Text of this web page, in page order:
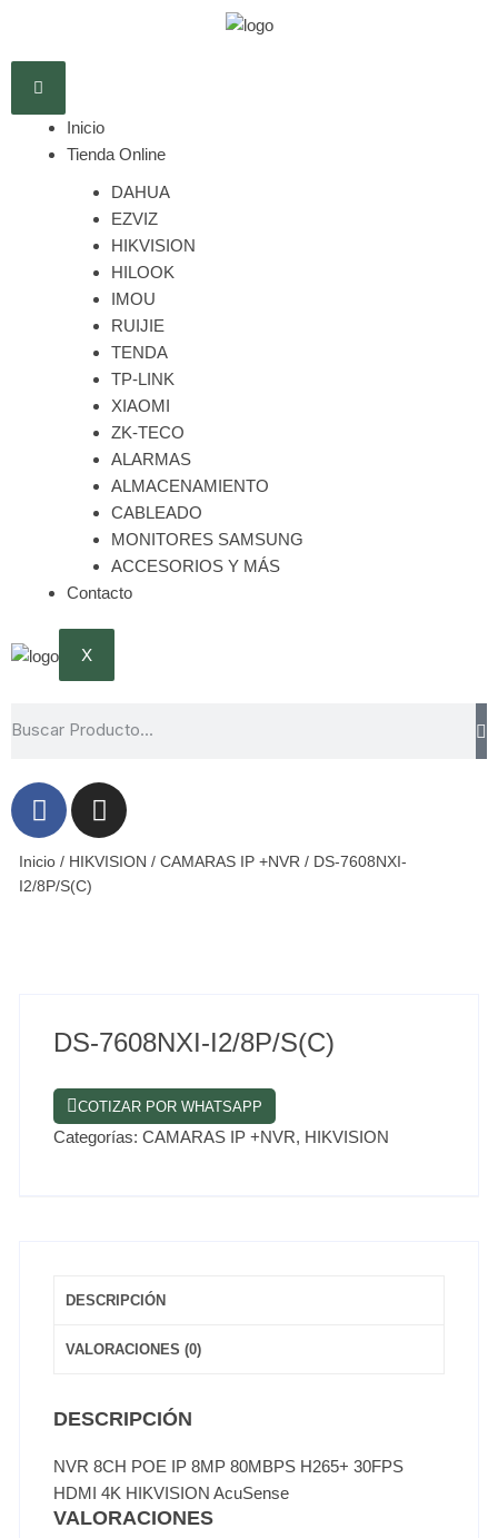
Inicio
Tienda Online
DAHUA
EZVIZ
HIKVISION
HILOOK
IMOU
RUIJIE
TENDA
TP-LINK
XIAOMI
ZK-TECO
ALARMAS
ALMACENAMIENTO
CABLEADO
MONITORES SAMSUNG
ACCESORIOS Y MÁS
Contacto
X
Inicio / HIKVISION /CAMARAS IP +NVR / DS-7608NXI-
I2/8P/S(C)
DS-7608NXI-I2/8P/S(C)
COTIZAR POR WHATSAPP
Categorías:CAMARAS IP +NVR, HIKVISION
DESCRIPCIÓN
VALORACIONES (0)
DESCRIPCIÓN
NVR 8CH POE IP 8MP 80MBPS H265+ 30FPS
HDMI 4K HIKVISION AcuSense
VALORACIONES